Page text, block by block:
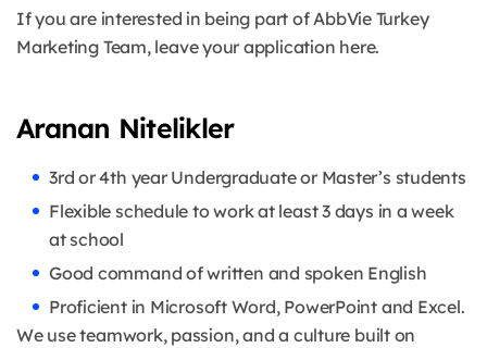
If you are interested in being part of AbbVie Turkey
Marketing Team, leave your application here.
Aranan Nitelikler
3rd or 4th year Undergraduate or Master’s students
Flexible schedule to work at least 3 days in a week
at school
Good command of written and spoken English
Proficient in Microsoft Word, PowerPoint and Excel.
We use teamwork, passion, and a culture built on